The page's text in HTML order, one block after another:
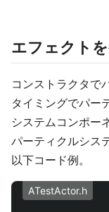
エフェクト
コンストラクタで
タイミングでパー
システムコンポー
パーティクルシス
以下コード例。
ATestActor.h